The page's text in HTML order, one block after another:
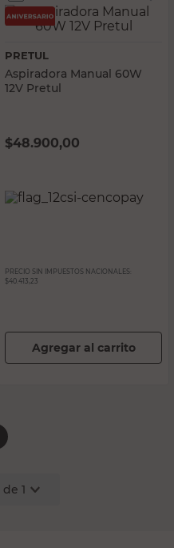
PRETUL
Aspiradora Manual 60W
12V Pretul
$48.900,00
PRECIO SIN IMPUESTOS NACIONALES:
$40.413,23
Agregar al carrito
de 1